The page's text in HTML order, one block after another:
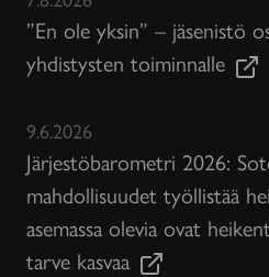
”En ole yksin” – jäsenistö
yhdistysten toiminnalle
9.6.2026
Järjestöbarometri 2026:
mahdollisuudet työllistää
asemassa olevia ovat
tarve kasvaa